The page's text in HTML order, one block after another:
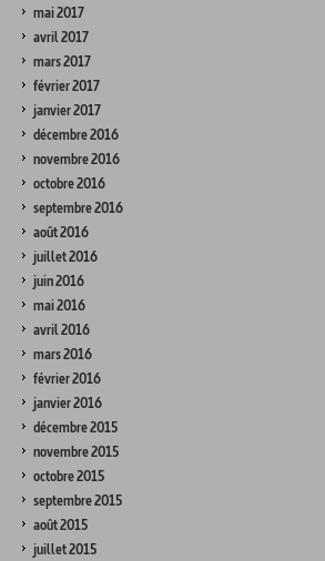
mai 2017
avril 2017
mars 2017
février 2017
janvier 2017
décembre 2016
novembre 2016
octobre 2016
septembre 2016
août 2016
juillet 2016
juin 2016
mai 2016
avril 2016
mars 2016
février 2016
janvier 2016
décembre 2015
novembre 2015
octobre 2015
septembre 2015
août 2015
juillet 2015